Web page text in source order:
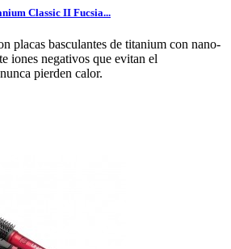
Classic II Fucsia...
placas basculantes de titanium con nano-
iones negativos que evitan el
pierden calor.